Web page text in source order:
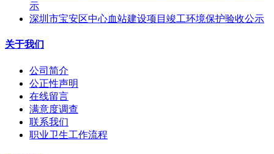
示
深圳市宝安区中心血站建设项目竣工环境保护验收公示
关于我们
公司简介
公正性声明
在线留言
满意度调查
联系我们
职业卫生工作流程